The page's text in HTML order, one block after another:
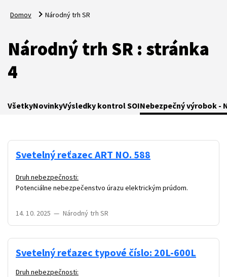
Domov Národný trh SR
Národný trh SR : stránka
4
VšetkyNovinkyVýsledky kontrol SOINebezpečný výrobok -
Svetelný reťazec ART NO. 588
Druh nebezpečnosti:
Potenciálne nebezpečenstvo úrazu elektrickým prúdom.
14. 10. 2025 — Národný trh SR
Svetelný reťazec typové číslo: 20L-600L
Druh nebezpečnosti: